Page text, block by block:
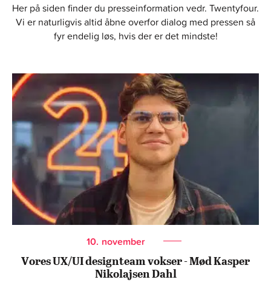
Her på siden finder du presseinformation vedr. Twentyfour.
Vi er naturligvis altid åbne overfor dialog med pressen så
fyr endelig løs, hvis der er det mindste!
10. november
Vores UX/UI designteam vokser - Mød Kasper
Nikolajsen Dahl